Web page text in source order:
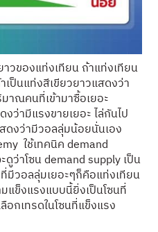
วของแท่งเทียน ถ้าแท่งเทียน
ป็นแท่งสีเขียวยาวแสดงว่า
าณคนที่เข้ามาซื้อเยอะ
ว่ามีแรงขายเยอะ ไล่กันไป
ดงว่ามีวอลลุ่มน้อยนั่นเอง
ใช้เทคนิค demand
ดูว่าโซน demand supply เป็น
มีวอลลุ่มเยอะๆก็คือแท่งเทียน
แข็งแรงแบบนี้ยิ่งเป็นโซนที่
อกเทรดในโซนที่แข็งแรง